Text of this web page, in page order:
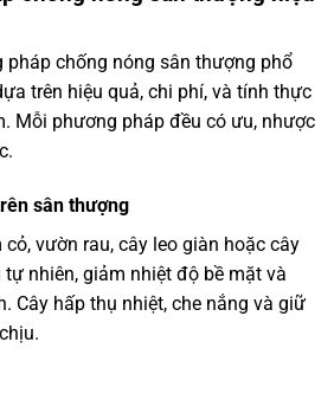
pháp chống nóng sân thượng phổ
trên hiệu quả, chi phí, và tính thực
Mỗi phương pháp đều có ưu, nhược
sân thượng
vườn rau, cây leo giàn hoặc cây
nhiên, giảm nhiệt độ bề mặt và
Cây hấp thụ nhiệt, che nắng và giữ